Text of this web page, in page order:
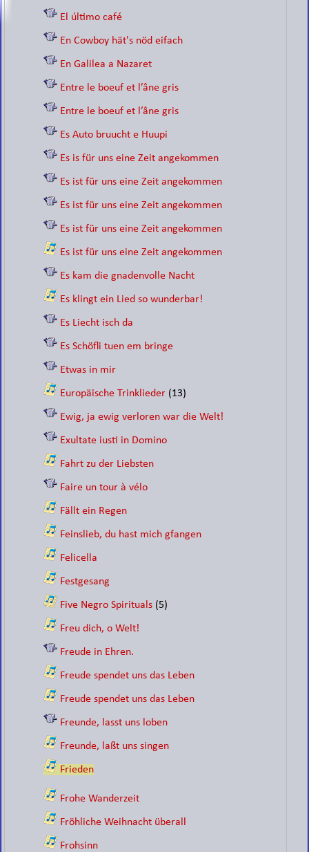
El último café
En Cowboy hät's nöd eifach
En Galilea a Nazaret
Entre le boeuf et l’âne gris
Entre le boeuf et l’âne gris
Es Auto bruucht e Huupi
Es is für uns eine Zeit angekommen
Es ist für uns eine Zeit angekommen
Es ist für uns eine Zeit angekommen
Es ist für uns eine Zeit angekommen
Es ist für uns eine Zeit angekommen
Es kam die gnadenvolle Nacht
Es klingt ein Lied so wunderbar!
Es Liecht isch da
Es Schöfli tuen em bringe
Etwas in mir
Europäische Trinklieder (13)
Ewig, ja ewig verloren war die Welt!
Exultate iusti in Domino
Fahrt zu der Liebsten
Faire un tour à vélo
Fällt ein Regen
Feinslieb, du hast mich gfangen
Felicella
Festgesang
Five Negro Spirituals (5)
Freu dich, o Welt!
Freude in Ehren.
Freude spendet uns das Leben
Freude spendet uns das Leben
Freunde, lasst uns loben
Freunde, laßt uns singen
Frieden
Frohe Wanderzeit
Fröhliche Weihnacht überall
Frohsinn